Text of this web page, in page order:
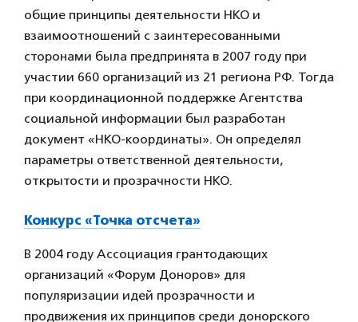
общие принципы деятельности НКО и
взаимоотношений с заинтересованными
сторонами была предпринята в 2007 году при
участии 660 организаций из 21 региона РФ. Тогда
при координационной поддержке Агентства
социальной информации был разработан
документ «НКО-координаты». Он определял
параметры ответственной деятельности,
открытости и прозрачности НКО.
Конкурс «Точка отсчета»
В 2004 году Ассоциация грантодающих
организаций «Форум Доноров» для
популяризации идей прозрачности и
продвижения их принципов среди донорского